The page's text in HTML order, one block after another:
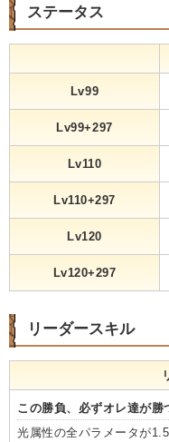
ステータス
Lv99
Lv99+297
Lv110
Lv110+297
Lv120
Lv120+297
リーダースキル
この勝負、必ずオレ達が勝
光属性の全パラメータが